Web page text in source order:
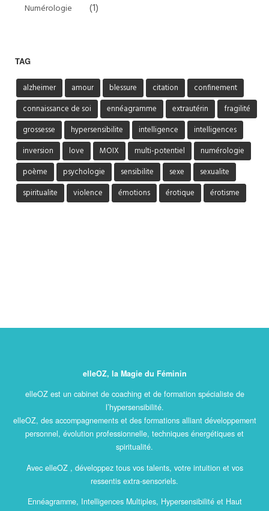
Numérologie (1)
TAG
alzheimer amour blessure citation
confinement
connaissance de soi
ennéagramme extrautérin
fragilité
grossesse
hypersensibilite intelligence
intelligences
inversion
love MOIX multi-potentiel
numérologie
poème
psychologie sensibilite sexe
sexualite
spiritualite
violence émotions érotique érotisme
elleOZ, la Magie du Féminin
elleOZ est un cabinet de coaching et de formation spécialiste de
l’hypersensibilité.
elleOZ, des accompagnements et des formations alliant développement
personnel, évolution professionnelle, techniques énergétiques et
spiritualité.
Avec elleOZ , développez tous vos talents, votre intuition et vos
ressentis extra-sensoriels.
Ennéagramme, Intelligences Multiples, Hypersensibilité et Haut